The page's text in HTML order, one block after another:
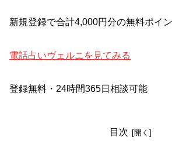
新規登録で合計4,000円分の無料ポイ
電話占いヴェルニを見てみる
登録無料・24時間365日相談可能
目次